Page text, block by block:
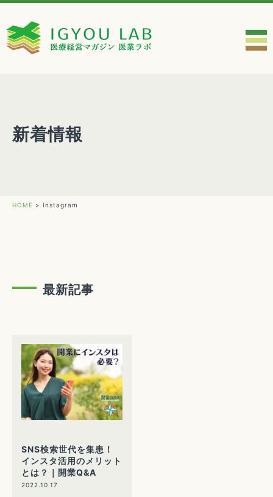
新着情報
HOME > Instagram
最新記事
SNS検索世代を集患！
インスタ活用のメリット
とは？｜開業Q&A
2022.10.17